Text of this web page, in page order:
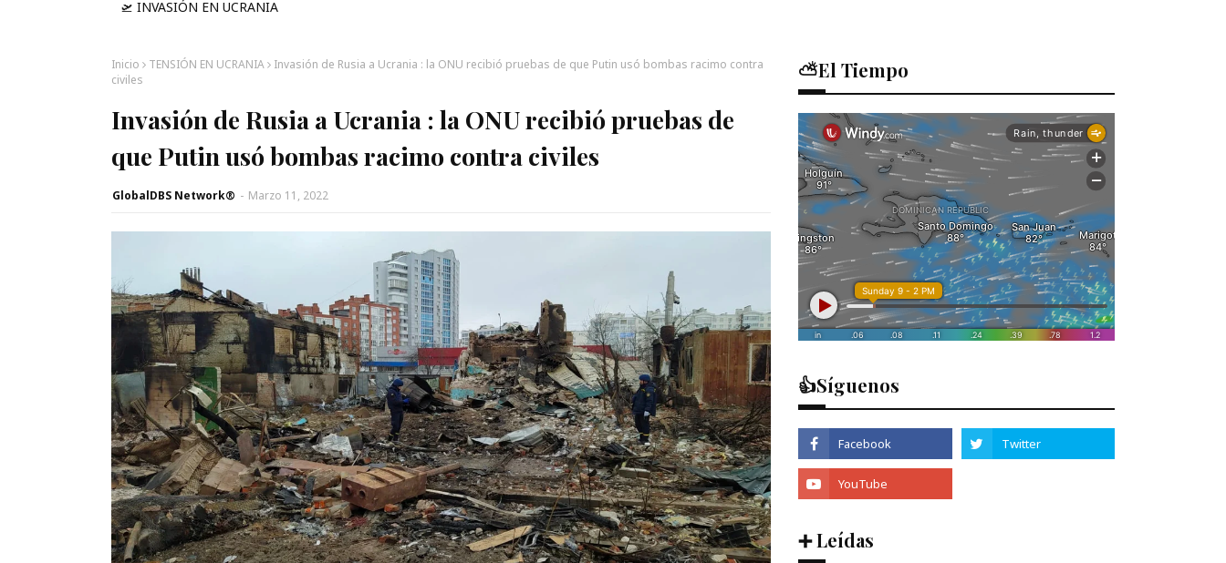
🛫 INVASIÓN EN UCRANIA
Inicio TENSIÓN EN UCRANIA
Invasión de Rusia a Ucrania : la ONU recibió pruebas de que Putin usó bombas racimo contra
civiles
Invasión de Rusia a Ucrania : la ONU recibió pruebas de
que Putin usó bombas racimo contra civiles
GlobalDBS Network® - Marzo 11, 2022
⛅El Tiempo
👍Síguenos
➕ Leídas